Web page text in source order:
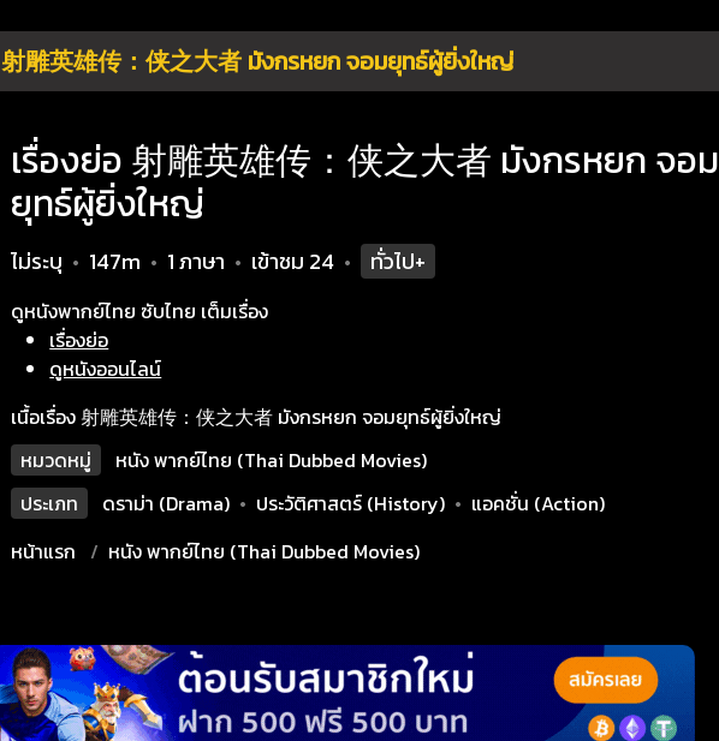
射雕英雄传：侠之大者 มังกรหยก จอมยุทธ์ผู้ยิ่งใหญ่
เรื่องย่อ 射雕英雄传：侠之大者 มังกรหยก จอม
ยุทธ์ผู้ยิ่งใหญ่
ไม่ระบุ • 147m • 1 ภาษา • เข้าชม 24 • ทั่วไป+
ดูหนังพากย์ไทย ซับไทย เต็มเรื่อง
เรื่องย่อ
ดูหนังออนไลน์
เนื้อเรื่อง 射雕英雄传：侠之大者 มังกรหยก จอมยุทธ์ผู้ยิ่งใหญ่
หมวดหมู่
หนัง พากย์ไทย (Thai Dubbed Movies)
ประเภท
ดราม่า (Drama) • ประวัติศาสตร์ (History) • แอคชั่น (Action)
หน้าแรก
หนัง พากย์ไทย (Thai Dubbed Movies)